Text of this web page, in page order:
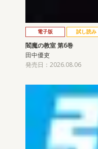
電子版 試し読み
閻魔の教室 第6巻
田中優吏
発売日：2026.08.06